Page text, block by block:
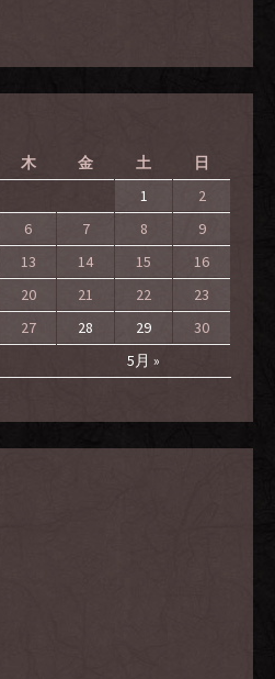
木 金 土 日
5月 »
1
2
6 7 8
9
13 14 15
16
20 21 22
23
27 28 29 30